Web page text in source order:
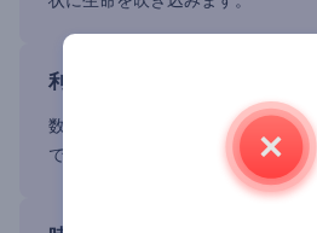
利便性と使いやすさ
数回クリックするだけで、招待動
でもSNSでシェアできます。